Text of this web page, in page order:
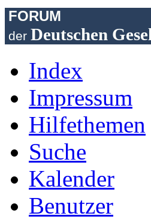
FORUM
der Deutschen
Index
Impressum
Hilfethemen
Suche
Kalender
Benutzer